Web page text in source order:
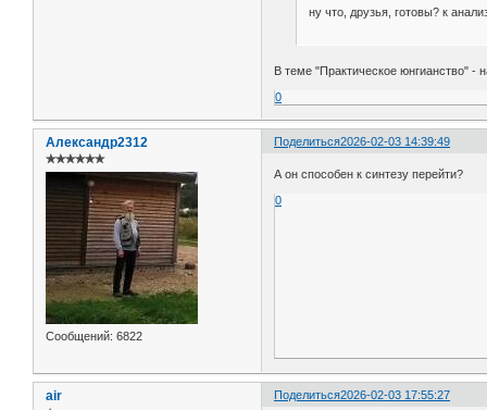
ну что, друзья, готовы? к
В теме "Практическое юнгианство" -
0
Поделиться2026-02-03 14:39:49
Александр2312
✯✯✯✯✯✯
Сообщений: 6822
А он способен к синтезу перейти?
0
Поделиться2026-02-03 17:55:27
air